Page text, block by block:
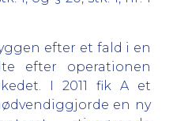
efter et fald i en
efter operationen
I 2011 fik A et
en ny